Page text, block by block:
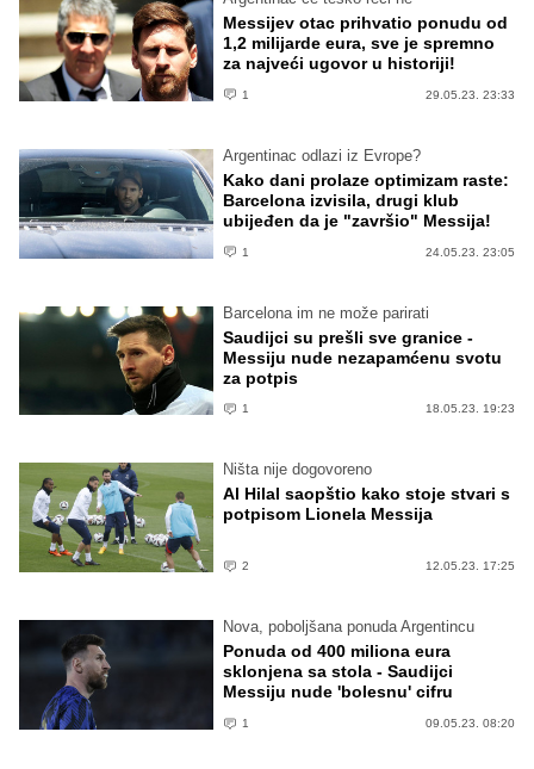
Messijev otac prihvatio ponudu od
1,2 milijarde eura, sve je spremno
za najveći ugovor u historiji!
1 29.05.23. 23:33
Argentinac odlazi iz Evrope?
Kako dani prolaze optimizam raste:
Barcelona izvisila, drugi klub
ubijeđen da je "završio" Messija!
1 24.05.23. 23:05
Barcelona im ne može parirati
Saudijci su prešli sve granice -
Messiju nude nezapamćenu svotu
za potpis
1 18.05.23. 19:23
Ništa nije dogovoreno
Al Hilal saopštio kako stoje stvari s
potpisom Lionela Messija
2 12.05.23. 17:25
Nova, poboljšana ponuda Argentincu
Ponuda od 400 miliona eura
sklonjena sa stola - Saudijci
Messiju nude 'bolesnu' cifru
1 09.05.23. 08:20